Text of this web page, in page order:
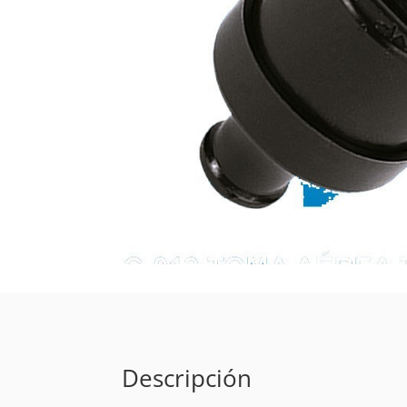
Descripción